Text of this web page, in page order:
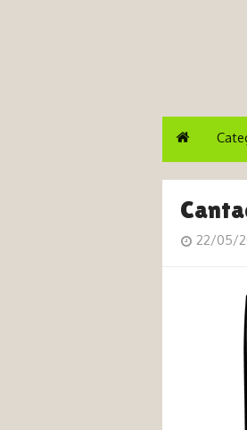
22/05/